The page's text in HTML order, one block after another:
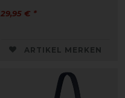
29,95 € *
ARTIKEL MERKEN